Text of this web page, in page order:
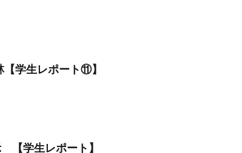
学生レポート⑪】
学生レポート】